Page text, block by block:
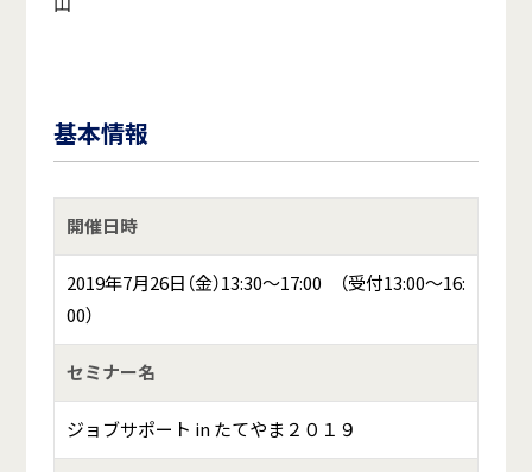
基本情報
開催日時
2019年7月26日（金）13:30～17:00 （受付13:00～16:
00）
セミナー名
ジョブサポート in たてやま２０１９